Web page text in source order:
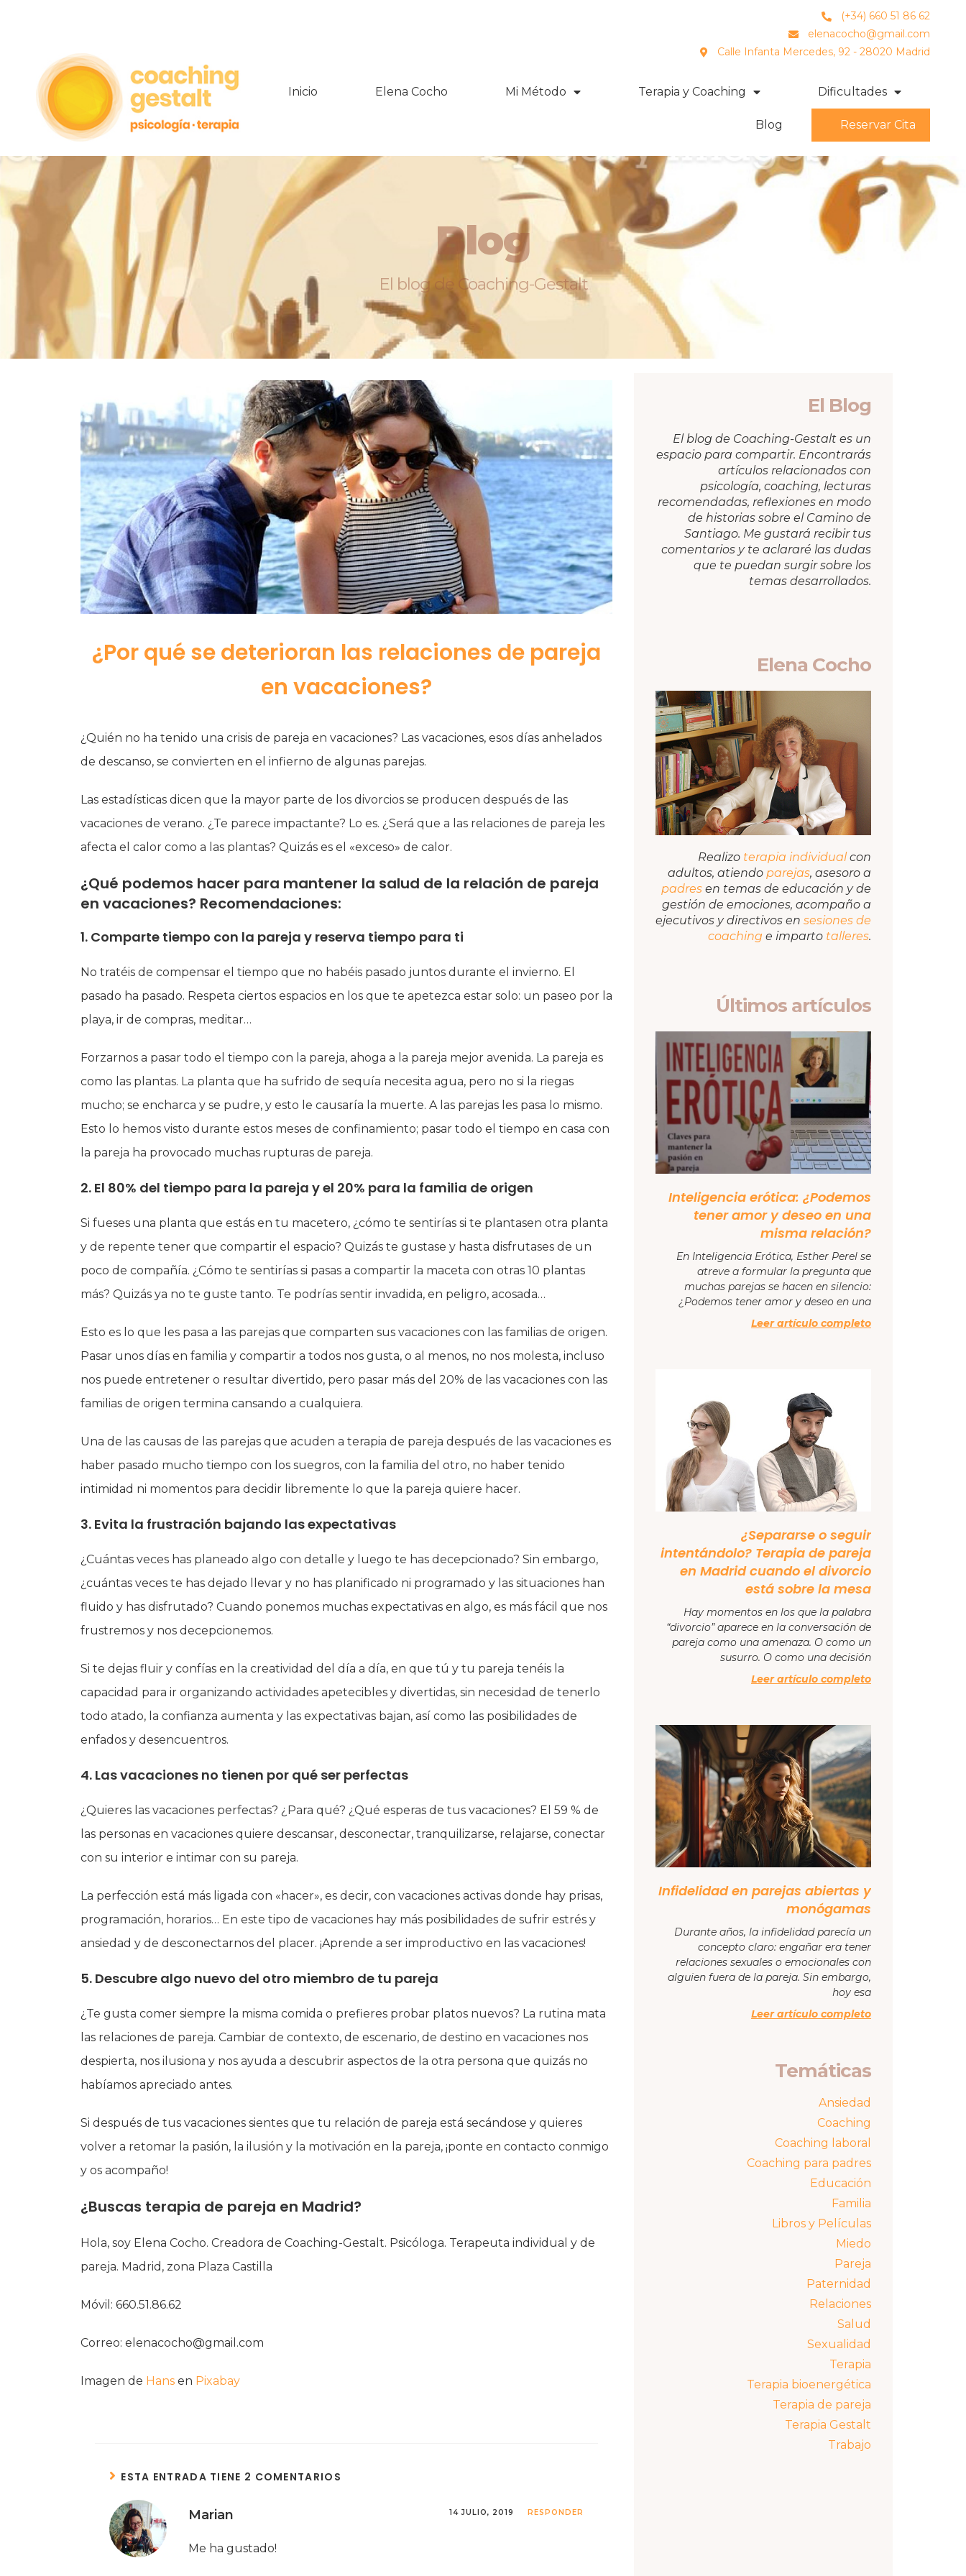
(+34) 660 51 86 62
elenacocho@gmail.com
Calle Infanta Mercedes, 92 - 28020 Madrid
Inicio Elena Cocho Mi Método Terapia y Coaching Dificultades
Blog Reservar Cita
Blog
El blog de Coaching-Gestalt
¿Por qué se deterioran las relaciones de pareja
en vacaciones?
¿Quién no ha tenido una crisis de pareja en vacaciones? Las vacaciones, esos días anhelados
de descanso, se convierten en el infierno de algunas parejas.
Las estadísticas dicen que la mayor parte de los divorcios se producen después de las
vacaciones de verano. ¿Te parece impactante? Lo es. ¿Será que a las relaciones de pareja les
afecta el calor como a las plantas? Quizás es el «exceso» de calor.
¿Qué podemos hacer para mantener la salud de la relación de pareja
en vacaciones? Recomendaciones:
1. Comparte tiempo con la pareja y reserva tiempo para ti
No tratéis de compensar el tiempo que no habéis pasado juntos durante el invierno. El
pasado ha pasado. Respeta ciertos espacios en los que te apetezca estar solo: un paseo por la
playa, ir de compras, meditar…
Forzarnos a pasar todo el tiempo con la pareja, ahoga a la pareja mejor avenida. La pareja es
como las plantas. La planta que ha sufrido de sequía necesita agua, pero no si la riegas
mucho; se encharca y se pudre, y esto le causaría la muerte. A las parejas les pasa lo mismo.
Esto lo hemos visto durante estos meses de confinamiento; pasar todo el tiempo en casa con
la pareja ha provocado muchas rupturas de pareja.
2. El 80% del tiempo para la pareja y el 20% para la familia de origen
Si fueses una planta que estás en tu macetero, ¿cómo te sentirías si te plantasen otra planta
y de repente tener que compartir el espacio? Quizás te gustase y hasta disfrutases de un
poco de compañía. ¿Cómo te sentirías si pasas a compartir la maceta con otras 10 plantas
más? Quizás ya no te guste tanto. Te podrías sentir invadida, en peligro, acosada…
Esto es lo que les pasa a las parejas que comparten sus vacaciones con las familias de origen.
Pasar unos días en familia y compartir a todos nos gusta, o al menos, no nos molesta, incluso
nos puede entretener o resultar divertido, pero pasar más del 20% de las vacaciones con las
familias de origen termina cansando a cualquiera.
Una de las causas de las parejas que acuden a terapia de pareja después de las vacaciones es
haber pasado mucho tiempo con los suegros, con la familia del otro, no haber tenido
intimidad ni momentos para decidir libremente lo que la pareja quiere hacer.
3. Evita la frustración bajando las expectativas
¿Cuántas veces has planeado algo con detalle y luego te has decepcionado? Sin embargo,
¿cuántas veces te has dejado llevar y no has planificado ni programado y las situaciones han
fluido y has disfrutado? Cuando ponemos muchas expectativas en algo, es más fácil que nos
frustremos y nos decepcionemos.
Si te dejas fluir y confías en la creatividad del día a día, en que tú y tu pareja tenéis la
capacidad para ir organizando actividades apetecibles y divertidas, sin necesidad de tenerlo
todo atado, la confianza aumenta y las expectativas bajan, así como las posibilidades de
enfados y desencuentros.
4. Las vacaciones no tienen por qué ser perfectas
¿Quieres las vacaciones perfectas? ¿Para qué? ¿Qué esperas de tus vacaciones? El 59 % de
las personas en vacaciones quiere descansar, desconectar, tranquilizarse, relajarse, conectar
con su interior e intimar con su pareja.
La perfección está más ligada con «hacer», es decir, con vacaciones activas donde hay prisas,
programación, horarios… En este tipo de vacaciones hay más posibilidades de sufrir estrés y
ansiedad y de desconectarnos del placer. ¡Aprende a ser improductivo en las vacaciones!
5. Descubre algo nuevo del otro miembro de tu pareja
¿Te gusta comer siempre la misma comida o prefieres probar platos nuevos? La rutina mata
las relaciones de pareja. Cambiar de contexto, de escenario, de destino en vacaciones nos
despierta, nos ilusiona y nos ayuda a descubrir aspectos de la otra persona que quizás no
habíamos apreciado antes.
Si después de tus vacaciones sientes que tu relación de pareja está secándose y quieres
volver a retomar la pasión, la ilusión y la motivación en la pareja, ¡ponte en contacto conmigo
y os acompaño!
¿Buscas terapia de pareja en Madrid?
Hola, soy Elena Cocho. Creadora de Coaching-Gestalt. Psicóloga. Terapeuta individual y de
pareja. Madrid, zona Plaza Castilla
Móvil: 660.51.86.62
Correo: elenacocho@gmail.com
Imagen de Hans en Pixabay
ESTA ENTRADA TIENE 2 COMENTARIOS
Marian 14 JULIO, 2019 RESPONDER
Me ha gustado!
El Blog
El blog de Coaching-Gestalt es un
espacio para compartir. Encontrarás
artículos relacionados con
psicología, coaching, lecturas
recomendadas, reflexiones en modo
de historias sobre el Camino de
Santiago. Me gustará recibir tus
comentarios y te aclararé las dudas
que te puedan surgir sobre los
temas desarrollados.
Elena Cocho
Realizo terapia individualcon
adultos, atiendo parejas, asesoro a
padres en temas de educación y de
gestión de emociones, acompaño a
ejecutivos y directivos en sesiones de
coaching e imparto talleres.
Últimos artículos
Inteligencia erótica: ¿Podemos
tener amor y deseo en una
misma relación?
En Inteligencia Erótica, Esther Perel se
atreve a formular la pregunta que
muchas parejas se hacen en silencio:
¿Podemos tener amor y deseo en una
Leer artículo completo
¿Separarse o seguir
intentándolo? Terapia de pareja
en Madrid cuando el divorcio
está sobre la mesa
Hay momentos en los que la palabra
“divorcio” aparece en la conversación de
pareja como una amenaza. O como un
susurro. O como una decisión
Leer artículo completo
Infidelidad en parejas abiertas y
monógamas
Durante años, la infidelidad parecía un
concepto claro: engañar era tener
relaciones sexuales o emocionales con
alguien fuera de la pareja. Sin embargo,
hoy esa
Leer artículo completo
Temáticas
Ansiedad
Coaching
Coaching laboral
Coaching para padres
Educación
Familia
Libros y Películas
Miedo
Pareja
Paternidad
Relaciones
Salud
Sexualidad
Terapia
Terapia bioenergética
Terapia de pareja
Terapia Gestalt
Trabajo